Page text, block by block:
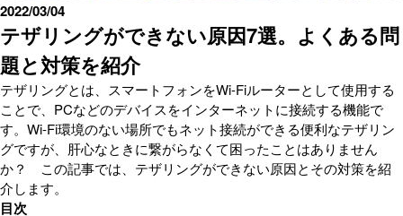
テザリングができない原因7選。よくある問
題と対策を紹介
2022/03/04
テザリングとは、スマートフォンをWi-Fiルーターとして使用する
ことで、PCなどのデバイスをインターネットに接続する機能で
す。Wi-Fi環境のない場所でもネット接続ができる便利なテザリン
グですが、肝心なときに繋がらなくて困ったことはありません
か？ この記事では、テザリングができない原因とその対策を紹
介します。
目次